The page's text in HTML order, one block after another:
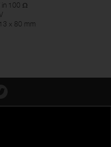
in 100 Ω
x 80 mm